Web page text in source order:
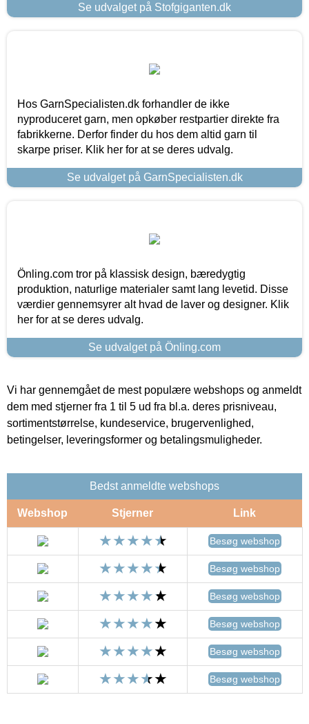
Se udvalget på Stofgiganten.dk
Hos GarnSpecialisten.dk forhandler de ikke
nyproduceret garn, men opkøber restpartier direkte fra
fabrikkerne. Derfor finder du hos dem altid garn til
skarpe priser. Klik her for at se deres udvalg.
Se udvalget på GarnSpecialisten.dk
Önling.com tror på klassisk design, bæredygtig
produktion, naturlige materialer samt lang levetid. Disse
værdier gennemsyrer alt hvad de laver og designer. Klik
her for at se deres udvalg.
Se udvalget på Önling.com
Vi har gennemgået de mest populære webshops og anmeldt
dem med stjerner fra 1 til 5 ud fra bl.a. deres prisniveau,
sortimentstørrelse, kundeservice, brugervenlighed,
betingelser, leveringsformer og betalingsmuligheder.
Bedst anmeldte webshops
Webshop Stjerner Link
Besøg webshop
Besøg webshop
Besøg webshop
Besøg webshop
Besøg webshop
Besøg webshop